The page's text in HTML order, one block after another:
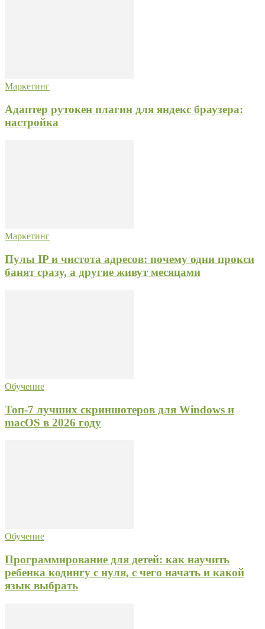
Маркетинг
Адаптер рутокен плагин для яндекс браузера:
настройка
Маркетинг
Пулы IP и чистота адресов: почему одни прокси
банят сразу, а другие живут месяцами
Обучение
Топ-7 лучших скриншотеров для Windows и
macOS в 2026 году
Обучение
Программирование для детей: как научить
ребенка кодингу с нуля, с чего начать и какой
язык выбрать